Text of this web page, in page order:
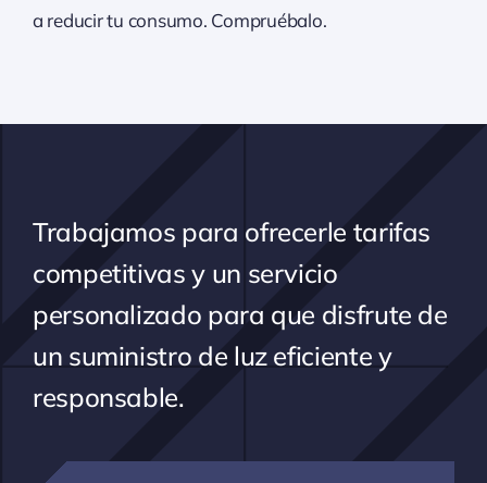
a reducir tu consumo. Compruébalo.
Trabajamos para ofrecerle tarifas
competitivas y un servicio
personalizado para que disfrute de
un suministro de luz eficiente y
responsable.